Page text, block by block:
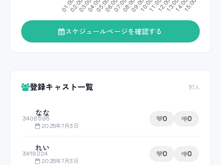
スケジュールページを確認する
登録キャスト一覧 97人
3408595
なな
2025年7月3日
0 0
3419224
れい
2025年7月3日
0 0